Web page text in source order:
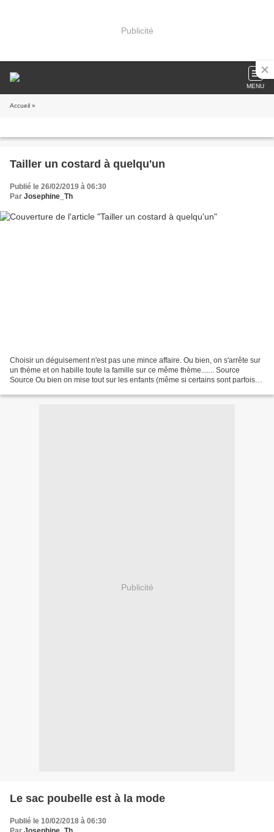
Publicité
MENU
Accueil »
Tailler un costard à quelqu'un
Publié le 26/02/2019 à 06:30
Par Josephine_Th
Choisir un déguisement n'est pas une mince affaire. Ou bien, on s'arrête sur
un thème et on habille toute la famille sur ce même thème....... Source
Source Ou bien on mise tout sur les enfants (même si certains sont parfois
Publicité
Le sac poubelle est à la mode
Publié le 10/02/2018 à 06:30